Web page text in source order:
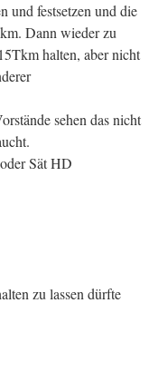
und festsetzen und die
Dann wieder zu
halten, aber nicht
sehen das nicht
Sät HD
zu lassen dürfte